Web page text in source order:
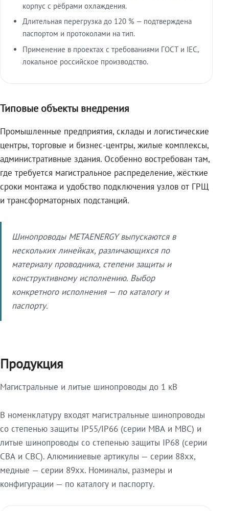
корпус с рёбрами охлаждения.
Длительная перегрузка до 120 % — подтверждена
паспортом и протоколами на тип.
Применение в проектах с требованиями ГОСТ и IEC,
локальное российское производство.
Типовые объекты внедрения
Промышленные предприятия, склады и логистические
центры, торговые и бизнес-центры, жилые комплексы,
административные здания. Особенно востребован там,
где требуется магистральное распределение, жёсткие
сроки монтажа и удобство подключения узлов от ГРЩ
и трансформаторных подстанций.
Шинопроводы METAENERGY выпускаются в
нескольких линейках, различающихся по
материалу проводника, степени защиты и
конструктивному исполнению. Выбор
конкретного исполнения — по каталогу и
паспорту.
Продукция
Магистральные и литые шинопроводы до 1 кВ
В номенклатуру входят магистральные шинопроводы
со степенью защиты IP55/IP66 (серии МВА и МВС) и
литые шинопроводы со степенью защиты IP68 (серии
СВА и СВС). Алюминиевые артикулы — серии 88xx,
медные — серии 89xx. Номиналы, размеры и
конфигурации — по каталогу и паспорту.